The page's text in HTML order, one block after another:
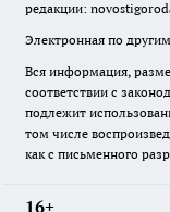
редакции:
Электронная по
Вся информация,
соответствии с
подлежит
том числе
как с письменного
16+